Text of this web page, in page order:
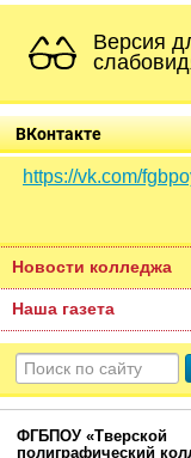
Версия
ВКонтакте
https://vk.com/
Новости колледжа
Наша газета
ФГБПОУ «Тверской
полиграфический